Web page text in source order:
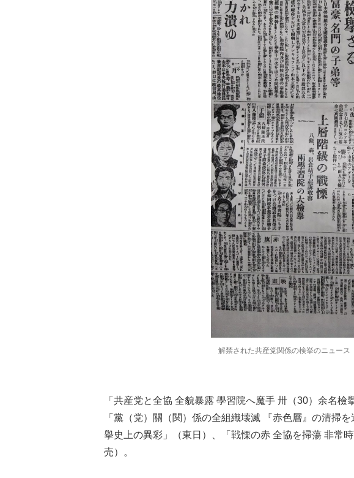
解禁された共産党関係の検挙のニュース
「共産党と全協 全貌暴露 學習院へ魔手 卅（30）余名檢
「黨（党）關（関）係の全組織壊滅 『赤色層』の清掃
擧史上の異彩」（東日）、「戦慄の赤 全協を掃蕩 非常
売）。